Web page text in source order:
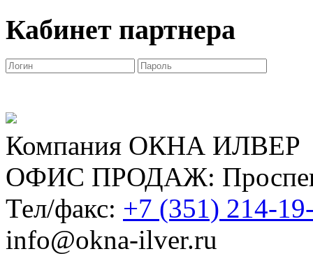
Кабинет партнера
Компания ОКНА ИЛВЕР
ОФИС ПРОДАЖ:
Тел/факс: +7 (351) 214-
info@okna-ilver.ru